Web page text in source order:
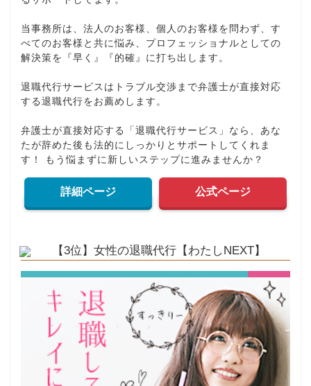
当事務所は、法人のお客様、個人のお客様を問わず、す
べてのお客様と共に悩み、プロフェッショナルとしての
解決策を『早く』『的確』に打ち出します。
退職代行サービスはトラブル交渉まで弁護士が直接対応
する退職代行をお薦めします。
弁護士が直接対応する「退職代行サービス」なら、あな
たが辞めた後も法的にしっかりとサポートしてくれま
す！ もう悩まずに新しいステップに進みませんか？
詳細ページ 公式ページ
【3位】女性の退職代行【わたしNEXT】